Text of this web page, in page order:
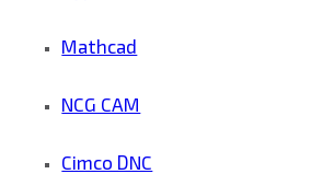
Mathcad
NCG CAM
Cimco DNC